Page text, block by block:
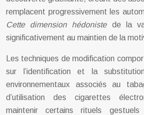
remplacent progressivement les
Cette dimension hédonistede la
significativement au maintien de la
Les techniques de modification
sur l’identification et la
environnementaux associés au
d’utilisation des cigarettes
maintenir certains rituels